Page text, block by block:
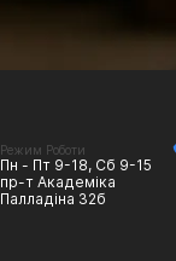
Режим Роботи
Пн - Пт 9-18, Сб 9-15
пр-т Академіка
Палладіна 32б